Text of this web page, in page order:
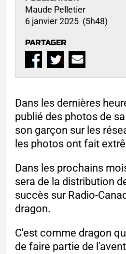
Maude Pelletier
6 janvier 2025 (5h48)
PARTAGER
Dans les dernières
publié des photos de
son garçon sur les
les photos ont fait
Dans les prochains
sera de la distribution
succès sur Radio-
dragon.
C'est comme dragon
de faire partie de